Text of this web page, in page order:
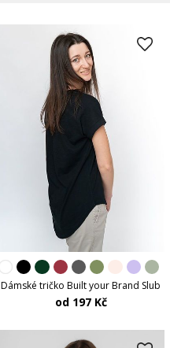
Dámské tričko Built your Brand Slub
od 197 Kč